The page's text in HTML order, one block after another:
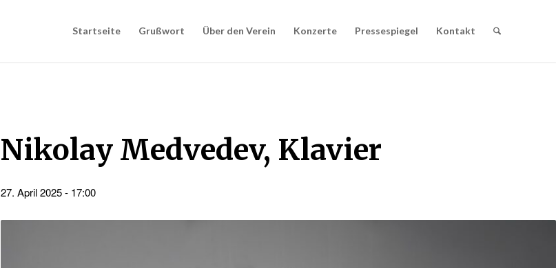
Startseite Grußwort Über den Verein Konzerte Pressespiegel Kontakt
Nikolay Medvedev, Klavier
27. April 2025 - 17:00